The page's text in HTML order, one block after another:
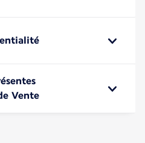
Vente